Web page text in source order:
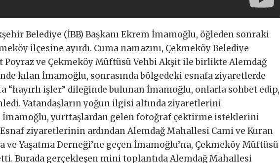
Belediye (İBB) Başkanı Ekrem İmamoğlu, öğleden sonraki
ilçesine ayırdı. Cuma namazını, Çekmeköy Belediye
Poyraz ve Çekmeköy Müftüsü Vehbi Akşit ile birlikte Alemdağ
kılan İmamoğlu, sonrasında bölgedeki esnafa ziyaretlerde
“hayırlı işler” dileğinde bulunan İmamoğlu, onlarla sohbet edip,
Vatandaşların yoğun ilgisi altında ziyaretlerini
İmamoğlu, yurttaşlardan gelen fotoğraf çektirme isteklerini
ziyaretlerinin ardından Alemdağ Mahallesi Cami ve Kuran
ve Yaşatma Derneği’ne geçen İmamoğlu’na, Çekmeköy Müftüsü
Burada gerçekleşen mini toplantıda Alemdağ Mahallesi